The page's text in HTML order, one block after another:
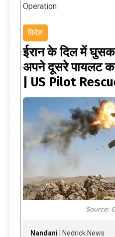
Operation
विदेश
ईरान के दिल में
अपने दूसरे पायलट
| US Pilot
Source:
Nandani | Nedrick News